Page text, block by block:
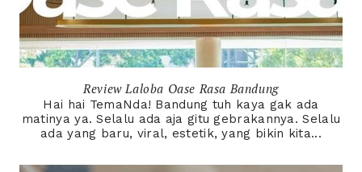
Review Laloba Oase Rasa Bandung
Hai hai TemaNda! Bandung tuh kaya gak ada
matinya ya. Selalu ada aja gitu gebrakannya. Selalu
ada yang baru, viral, estetik, yang bikin kita...